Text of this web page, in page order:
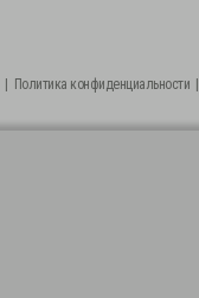
| Политика конфиденциальности |